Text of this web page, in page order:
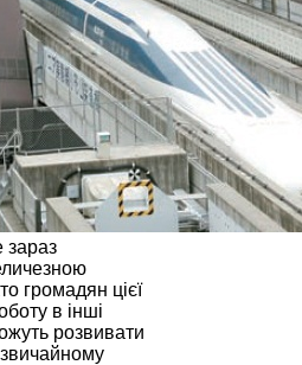
зараз
громадян цієї
в інші
розвивати